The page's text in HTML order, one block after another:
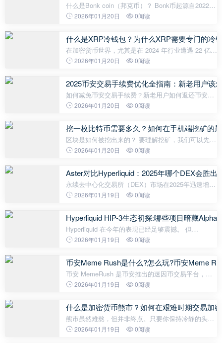
什么是Bonk coin（邦克币）？ Bonk币起源自2022的
圣诞节，当时一群匿名开发者将基于Solana平台开发
似）在圣诞节这一天空投给了Solana社
2026年01月20日 0阅读
什么是XRP冷钱包？为什么XRP需要专门的冷
在加密货币世界，尤其是在 2024 年行业遭遇 22 亿美
元 盗窃后，安全已从“可选项”变为“必选项”。对于
2026年01月20日 0阅读
2025币安交易手续费优化全指南：新老用户该
如何减免币安交易手续费？新老用户如何返还币安交
易手续费呢？ 币安作为全球最大的加密货币交易所之
是否知道，通过合理利用规则和
2026年01月20日 0阅读
挖一枚比特币需要多久？如何在手机端挖矿的
区块是如何被挖出来的？ 要理解挖矿，我们可以先把
它想象成一个巨大的“猜谜游戏”。每当比特币网络需
矿工必须找到一个
2026年01月20日 0阅读
Aster对比Hyperliquid：2025年哪个DEX会胜出
永续去中心化交易所（DEX）市场在2025年迅速增
长，9月份交易量超过1.14万亿美元，比上月 增长
Hyperliquid ，目前的市场领导者，累计交易量超过2
2026年01月19日 0阅读
Hyperliquid HIP-3生态初探:哪些项目暗藏Alpha
Hyperliquid 在今年的表现已经足够震撼。 但
Hyperliquid 真正的野心远不止于此。刚刚启动的 HIP-
种新的可组合金融乐高。
2026年01月19日 0阅读
币安Meme Rush是什么?怎么玩?币安Meme
币安 MemeRush 是币安推出的迷因币交易平台，提
供给持有币安 Web3 钱包（无私钥地址）的用户抢先
Rush 是什么、怎么玩，以及它的优势
2026年01月19日 0阅读
什么是加密货币熊市？如何在艰难时期交易加
熊市虽然难熬，但并非终点。只要你保持冷静的头
脑，保护好自己的币，按计划买入，分散交易，并使
2026年01月19日 0阅读